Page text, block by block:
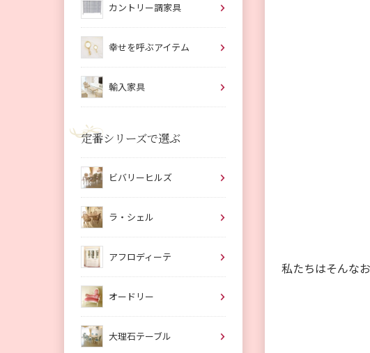
私たちはそんな
カントリー調家具
幸せを呼ぶアイテム
輸入家具
定番シリーズで選ぶ
ビバリーヒルズ
ラ・シェル
アフロディーテ
オードリー
大理石テーブル